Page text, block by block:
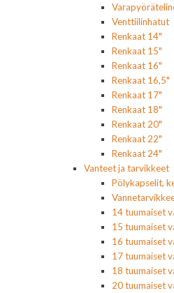
Venttiilinhatut
Renkaat 14"
Renkaat 15"
Renkaat 16"
Renkaat 16,5"
Renkaat 17"
Renkaat 18"
Renkaat 20"
Renkaat 22"
Renkaat 24"
Vanteet ja tarvikkeet
Pölykapselit,
14 tuumaiset
15 tuumaiset
16 tuumaiset
17 tuumaiset
18 tuumaiset
20 tuumaiset